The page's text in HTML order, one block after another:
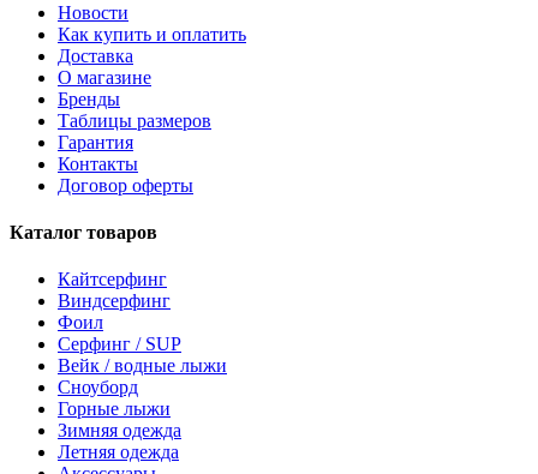
Новости
Как купить и оплатить
Доставка
О магазине
Бренды
Таблицы размеров
Гарантия
Контакты
Договор оферты
Каталог товаров
Кайтсерфинг
Виндсерфинг
Фоил
Серфинг / SUP
Вейк / водные лыжи
Сноуборд
Горные лыжи
Зимняя одежда
Летняя одежда